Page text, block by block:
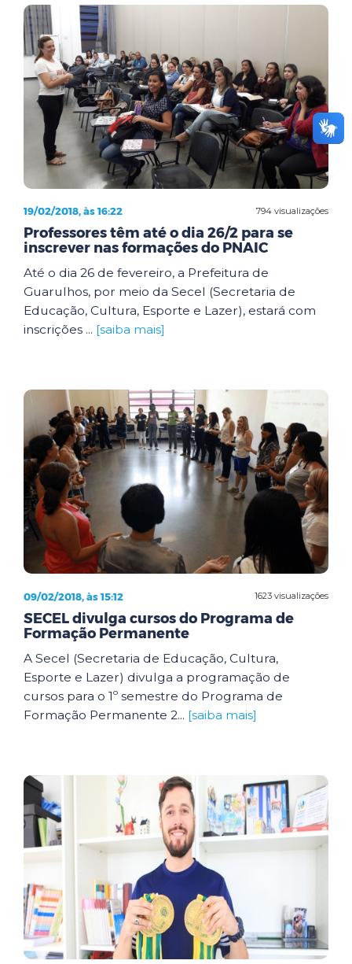
794 visualizações
19/02/2018, às 16:22
Professores têm até o dia 26/2 para se
inscrever nas formações do PNAIC
Até o dia 26 de fevereiro, a Prefeitura de
Guarulhos, por meio da Secel (Secretaria de
Educação, Cultura, Esporte e Lazer), estará com
inscrições ... [saiba mais]
1623 visualizações
09/02/2018, às 15:12
SECEL divulga cursos do Programa de
Formação Permanente
A Secel (Secretaria de Educação, Cultura,
Esporte e Lazer) divulga a programação de
cursos para o 1º semestre do Programa de
Formação Permanente 2... [saiba mais]